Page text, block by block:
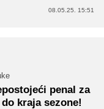
08.05.25. 15:51
penal za
kraja sezone!